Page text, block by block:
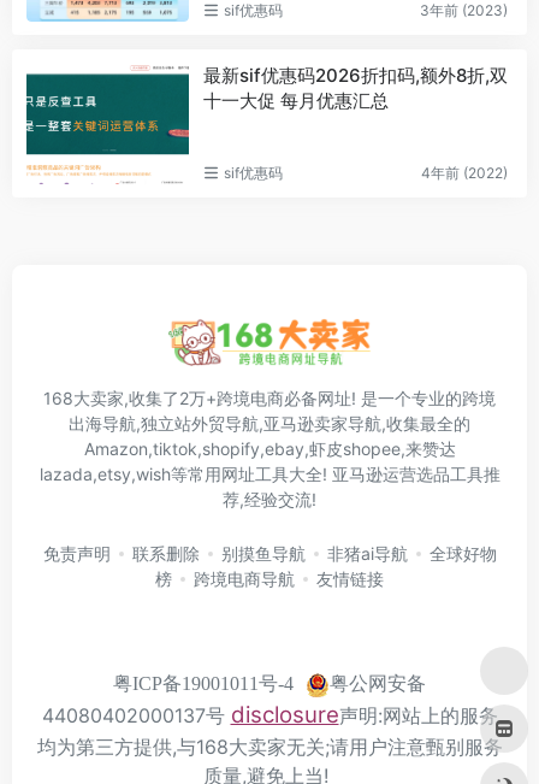
sif优惠码 3年前 (2023)
最新sif优惠码2026折扣码,额外8折,双
十一大促 每月优惠汇总
sif优惠码 4年前 (2022)
168大卖家,收集了2万+跨境电商必备网址! 是一个专业的跨境
出海导航,独立站外贸导航,亚马逊卖家导航,收集最全的
Amazon,tiktok,shopify,ebay,虾皮shopee,来赞达
lazada,etsy,wish等常用网址工具大全! 亚马逊运营选品工具推
荐,经验交流!
免责声明 联系删除 别摸鱼导航 非猪ai导航
全球好物
榜
跨境电商导航 友情链接
粤ICP备19001011号-4
粤公网安备
44080402000137号 disclosure声明:网站上的服务
均为第三方提供,与168大卖家无关;请用户注意甄别服务
质量,避免上当!